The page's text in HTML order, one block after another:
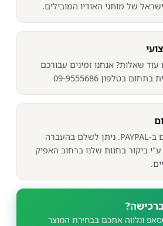
של מותגי האודיו המובילים.
שאלות? אנחנו זמינים עבורכם
בטלפון 09-9555686
אנו מכבדים תשלום ב-PAYPAL. ניתן לשלם בהעברה
ביקור בחנות שלנו ברחוב האפיק
ונלווה אתכם בבחירת המוצר